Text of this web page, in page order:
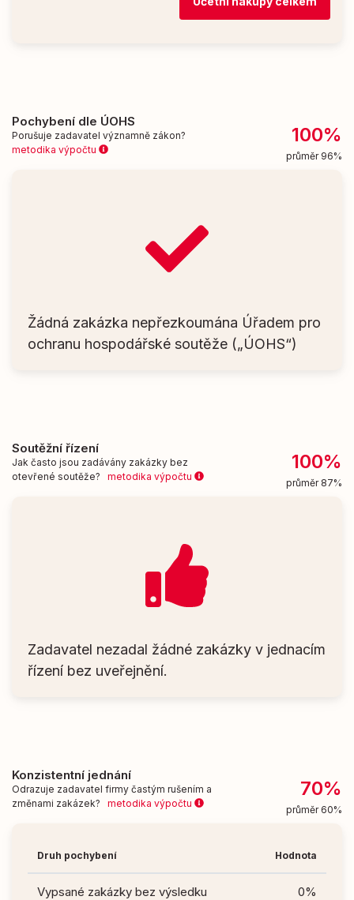
Pochybení dle ÚOHS
Porušuje zadavatel významně zákon?
metodika výpočtu
100%
průměr 96%
Žádná zakázka nepřezkoumána Úřadem pro
ochranu hospodářské soutěže („ÚOHS“)
Soutěžní řízení
Jak často jsou zadávány zakázky bez
otevřené soutěže? metodika výpočtu
100%
průměr 87%
Zadavatel nezadal žádné zakázky v jednacím
řízení bez uveřejnění.
Konzistentní jednání
Odrazuje zadavatel firmy častým rušením a
změnami zakázek? metodika výpočtu
70%
průměr 60%
Druh pochybení Hodnota
Vypsané zakázky bez výsledku 0%